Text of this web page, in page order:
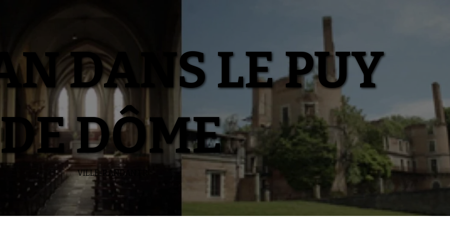
DANS LE PUY
DE DÔME
VILLE-RANDAN.FR